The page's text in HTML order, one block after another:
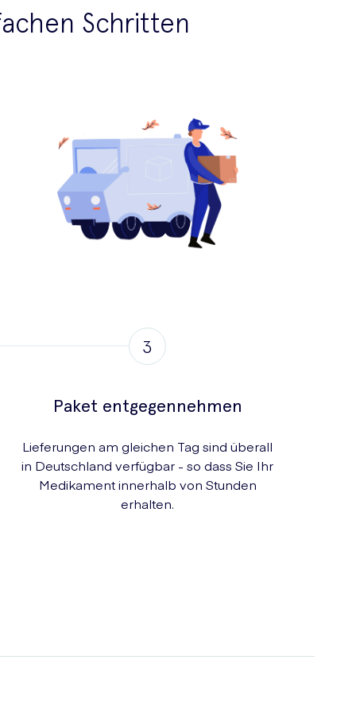
Schritten
Paket entgegennehmen
Lieferungen am gleichen Tag sind überall
in Deutschland verfügbar - so dass Sie Ihr
Medikament innerhalb von Stunden
erhalten.